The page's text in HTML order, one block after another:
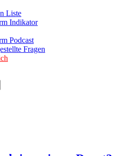
Liste
Indikator
Podcast
Fragen